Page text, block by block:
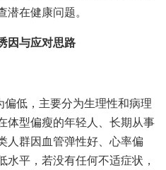
潜在健康问题。
因与应对思路
偏低，主要分为生理性和病理
体型偏瘦的年轻人、长期从事
人群因血管弹性好、心率偏
平，若没有任何不适症状，